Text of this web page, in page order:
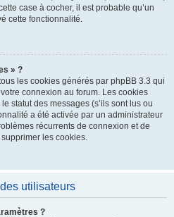
case à cocher, il est probable qu’un
cette fonctionnalité.
» ?
les cookies générés par phpBB 3.3 qui
connexion au forum. Les cookies
statut des messages (s’ils sont lus ou
a été activée par un administrateur
récurrents de connexion et de
les cookies.
utilisateurs
?